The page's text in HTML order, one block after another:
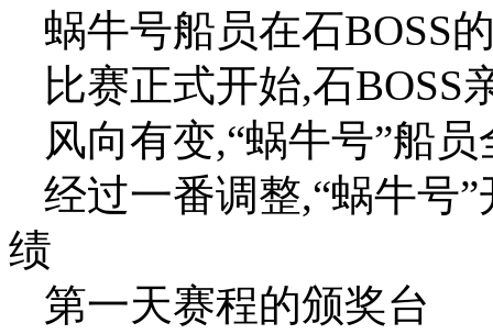
蜗牛号船员在石BOSS
比赛正式开始,石BOSS
风向有变,“蜗牛号”船
经过一番调整,“蜗牛号
绩
第一天赛程的颁奖台